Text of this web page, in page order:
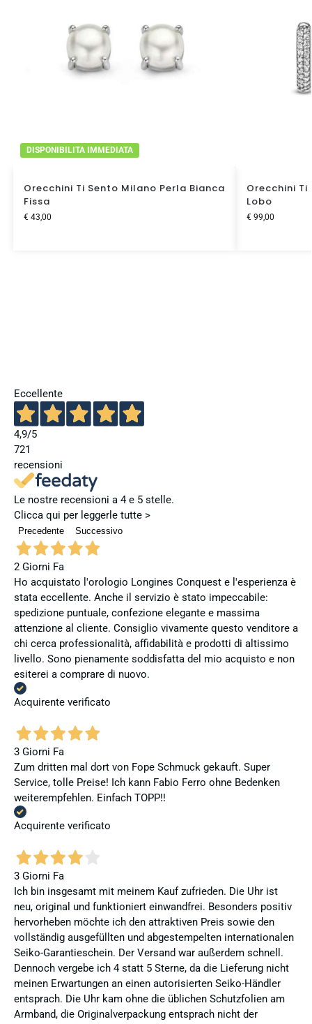
DISPONIBILITA IMMEDIATA
Orecchini Ti Sento Milano Perla Bianca
Fissa
€43,00
Orecchini
Lobo
€99,00
Eccellente
4,9/5
721
recensioni
Le nostre recensioni a 4 e 5 stelle.
Clicca qui per leggerle tutte >
Precedente Successivo
2 Giorni Fa
Ho acquistato l'orologio Longines Conquest e l'esperienza è
stata eccellente. Anche il servizio è stato impeccabile:
spedizione puntuale, confezione elegante e massima
attenzione al cliente. Consiglio vivamente questo venditore a
chi cerca professionalità, affidabilità e prodotti di altissimo
livello. Sono pienamente soddisfatta del mio acquisto e non
esiterei a comprare di nuovo.
Acquirente verificato
3 Giorni Fa
Zum dritten mal dort von Fope Schmuck gekauft. Super
Service, tolle Preise! Ich kann Fabio Ferro ohne Bedenken
weiterempfehlen. Einfach TOPP!!
Acquirente verificato
3 Giorni Fa
Ich bin insgesamt mit meinem Kauf zufrieden. Die Uhr ist
neu, original und funktioniert einwandfrei. Besonders positiv
hervorheben möchte ich den attraktiven Preis sowie den
vollständig ausgefüllten und abgestempelten internationalen
Seiko-Garantieschein. Der Versand war außerdem schnell.
Dennoch vergebe ich 4 statt 5 Sterne, da die Lieferung nicht
meinen Erwartungen an einen autorisierten Seiko-Händler
entsprach. Die Uhr kam ohne die üblichen Schutzfolien am
Armband, die Originalverpackung entsprach nicht der